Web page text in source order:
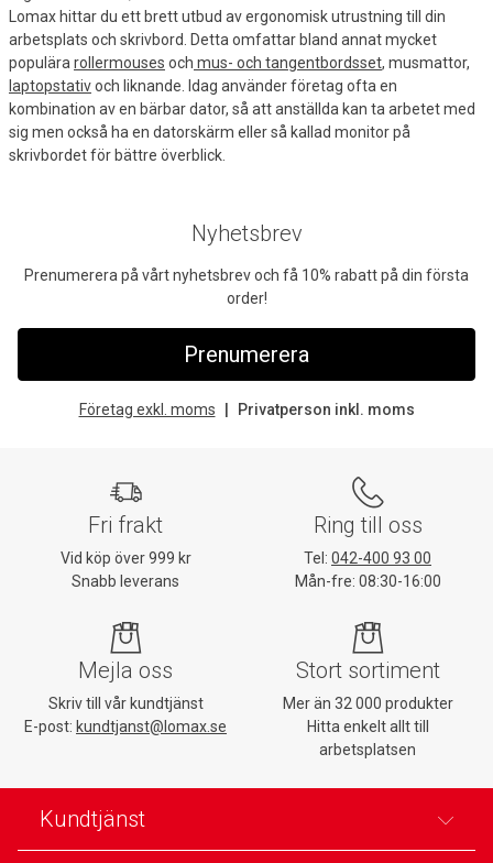
Lomax hittar du ett brett utbud av ergonomisk utrustning till din
arbetsplats och skrivbord. Detta omfattar bland annat mycket
populära rollermouses och mus- och tangentbordsset, musmattor,
laptopstativoch liknande. Idag använder företag ofta en
kombination av en bärbar dator, så att anställda kan ta arbetet med
sig men också ha en datorskärm eller så kallad monitor på
skrivbordet för bättre överblick.
Nyhetsbrev
Prenumerera på vårt nyhetsbrev och få 10% rabatt på din första
order!
Prenumerera
Företag exkl. moms Privatperson inkl. moms
Fri frakt
Vid köp över 999 kr
Snabb leverans
Ring till oss
Tel: 042-400 93 00
Mån-fre: 08:30-16:00
Mejla oss
Skriv till vår kundtjänst
E-post: kundtjanst@lomax.se
Stort sortiment
Mer än 32 000 produkter
Hitta enkelt allt till
arbetsplatsen
Kundtjänst